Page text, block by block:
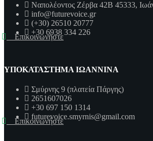
Ναπολέοντος Ζέρβα 42Β 45333,
info@futurevoice.gr
(+30) 26510 20777
+30 6938 334 226
Επικοινωνήστε
ΥΠΟΚΑΤΑΣΤΗΜΑ ΙΩΑΝΝΙΝΑ
Σμύρνης 9 (πλατεία Πάργης)
2651607026
+30 697 150 1314
futurevoice.smyrnis@gmail.com
Επικοινωνήστε